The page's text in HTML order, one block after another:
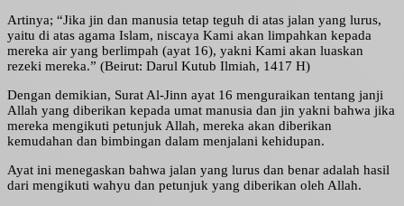
Artinya; “Jika jin dan manusia tetap teguh di atas jalan yang lurus,
yaitu di atas agama Islam, niscaya Kami akan limpahkan kepada
mereka air yang berlimpah (ayat 16), yakni Kami akan luaskan
rezeki mereka.” (Beirut: Darul Kutub Ilmiah, 1417 H)
Dengan demikian, Surat Al-Jinn ayat 16 menguraikan tentang janji
Allah yang diberikan kepada umat manusia dan jin yakni bahwa jika
mereka mengikuti petunjuk Allah, mereka akan diberikan
kemudahan dan bimbingan dalam menjalani kehidupan.
Ayat ini menegaskan bahwa jalan yang lurus dan benar adalah hasil
dari mengikuti wahyu dan petunjuk yang diberikan oleh Allah.